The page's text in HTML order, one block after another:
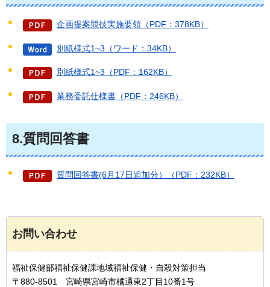
企画提案競技実施要領（PDF：378KB）
別紙様式1~3（ワード：34KB）
別紙様式1~3（PDF：162KB）
業務委託仕様書（PDF：246KB）
8.質問回答書
質問回答書(6月17日追加分）（PDF：232KB）
お問い合わせ
福祉保健部福祉保健課地域福祉保健・自殺対策担当
〒880-8501 宮崎県宮崎市橘通東2丁目10番1号